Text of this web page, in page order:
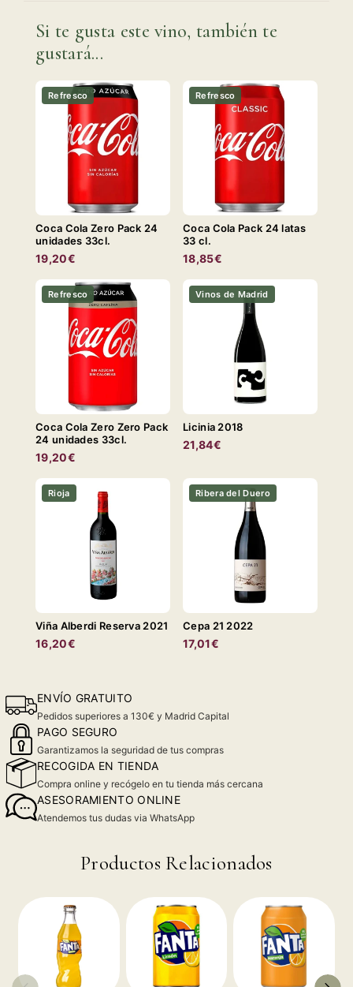
Si te gusta este vino, también te
gustará...
Refresco
Coca Cola Zero Pack 24
unidades 33cl.
19,20€
Refresco
Coca Cola Pack 24 latas
33 cl.
18,85€
Refresco
Coca Cola Zero Zero Pack
24 unidades 33cl.
19,20€
Vinos de Madrid
Licinia 2018
21,84€
Rioja
Viña Alberdi Reserva 2021
16,20€
Ribera del Duero
Cepa 21 2022
17,01€
ENVÍO GRATUITO
Pedidos superiores a 130€ y Madrid Capital
PAGO SEGURO
Garantizamos la seguridad de tus compras
RECOGIDA EN TIENDA
Compra online y recógelo en tu tienda más cercana
ASESORAMIENTO ONLINE
Atendemos tus dudas via WhatsApp
Productos Relacionados